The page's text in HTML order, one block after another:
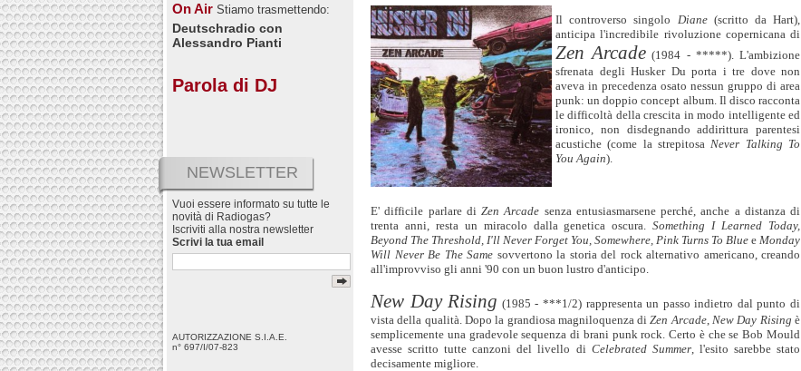
On Air Stiamo trasmettendo:
Deutschradio con
Alessandro Pianti
Parola di DJ
NEWSLETTER
Vuoi essere informato su tutte le
novità di Radiogas?
Iscriviti alla nostra newsletter
Scrivi la tua email
AUTORIZZAZIONE S.I.A.E.
n° 697/I/07-823
Il controverso singolo Diane(scritto da Hart),
anticipa l'incredibile rivoluzione copernicana di
Zen Arcade (1984 - *****). L'ambizione
sfrenata degli Husker Du porta i tre dove non
aveva in precedenza osato nessun gruppo di area
punk: un doppio concept album. Il disco racconta
le difficoltà della crescita in modo intelligente ed
ironico, non disdegnando addirittura parentesi
acustiche (come la strepitosa Never Talking To
You Again).
E' difficile parlare di Zen Arcade senza entusiasmarsene perché, anche a distanza di
trenta anni, resta un miracolo dalla genetica oscura.Something I Learned Today,
Beyond The Threshold, I'll Never Forget You, Somewhere, Pink Turns To Blue e Monday
Will Never Be The Same sovvertono la storia del rock alternativo americano, creando
all'improvviso gli anni '90 con un buon lustro d'anticipo.
New Day Rising (1985 - ***1/2) rappresenta un passo indietro dal punto di
vista della qualità. Dopo la grandiosa magniloquenza diZen Arcade, New Day Rising è
semplicemente una gradevole sequenza di brani punk rock. Certo è che se Bob Mould
avesse scritto tutte canzoni del livello di Celebrated Summer, l'esito sarebbe stato
decisamente migliore.